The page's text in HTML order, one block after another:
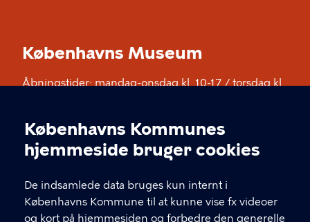
Cookieindstillinger
Københavns Kommunes
hjemmeside bruger cookies
De indsamlede data bruges kun internt i
Københavns Kommune til at kunne vise fx videoer
og kort på hjemmesiden og forbedre den generelle
Københavns Museum
Åbningstider: mandag-onsdag kl. 10-17 / torsdag kl.
Thursday 10-20 / Friday 10-17 / Saturday and
Sunday 11-17
KONTAKT